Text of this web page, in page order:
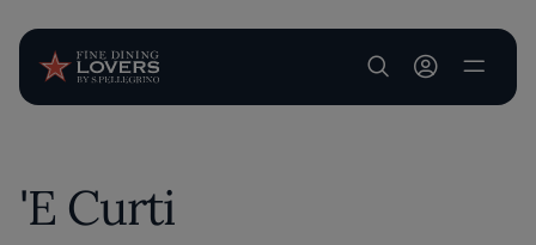
User account
'E Curti